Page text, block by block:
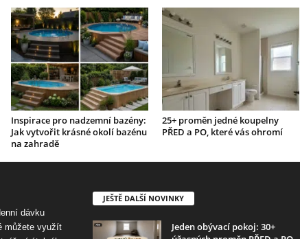
Inspirace pro nadzemní bazény:
Jak vytvořit krásné okolí bazénu
na zahradě
25+ proměn jedné koupelny
PŘED a PO, které vás ohromí
dávku
můžete využít
JEŠTĚ DALŠÍ NOVINKY
Jeden obývací pokoj: 30+